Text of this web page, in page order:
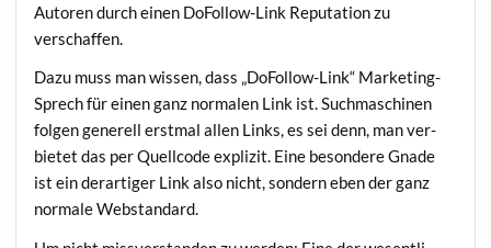
Autoren durch einen DoFol­low-Link Repu­ta­ti­on zu
verschaffen.
Dazu muss man wis­sen, dass „DoFol­low-Link“ Mar­ke­ting-
Sprech für einen ganz nor­ma­len Link ist. Such­ma­schi­nen
fol­gen gene­rell erst­mal allen Links, es sei denn, man ver­
bie­tet das per Quell­code expli­zit. Eine beson­de­re Gna­de
ist ein der­ar­ti­ger Link also nicht, son­dern eben der ganz
nor­ma­le Webstandard.